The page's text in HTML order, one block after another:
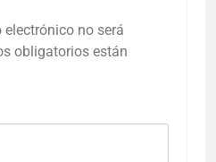
electrónico no será
obligatorios están